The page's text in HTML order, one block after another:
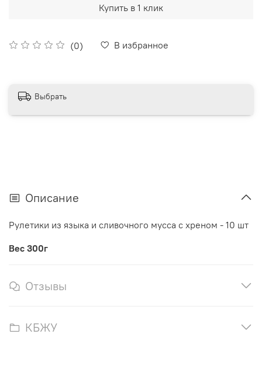
(0) В избранное
Купить в 1 клик
Выбрать
Описание
Рулетики из языка и сливочного мусса с хреном - 10 шт
Вес 300г
Отзывы
КБЖУ